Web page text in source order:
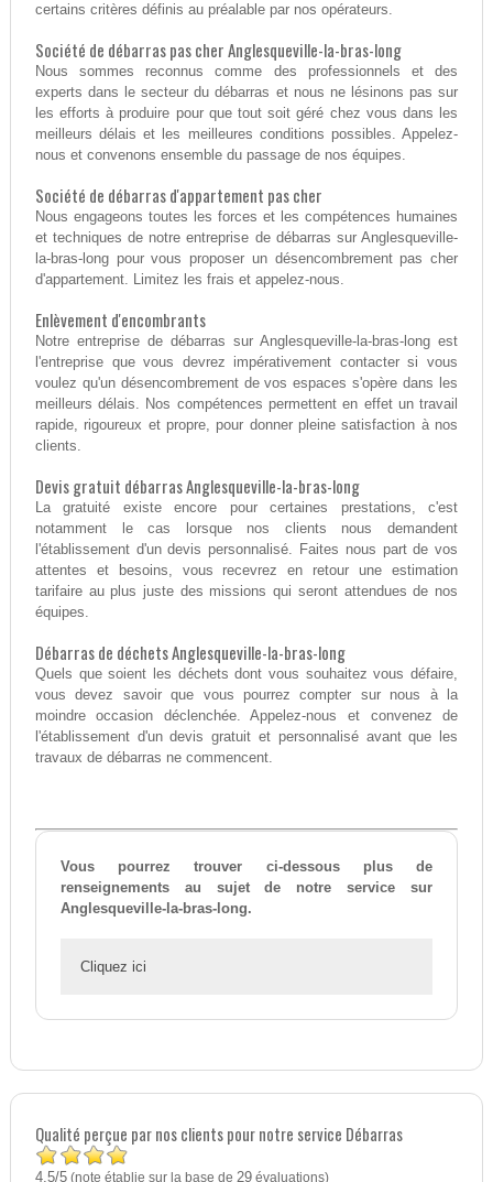
certains critères définis au préalable par nos opérateurs.
Société de débarras pas cher Anglesqueville-la-bras-long
Nous sommes reconnus comme des professionnels et des
experts dans le secteur du débarras et nous ne lésinons pas sur
les efforts à produire pour que tout soit géré chez vous dans les
meilleurs délais et les meilleures conditions possibles. Appelez-
nous et convenons ensemble du passage de nos équipes.
Société de débarras d'appartement pas cher
Nous engageons toutes les forces et les compétences humaines
et techniques de notre entreprise de débarras sur Anglesqueville-
la-bras-long pour vous proposer un désencombrement pas cher
d'appartement. Limitez les frais et appelez-nous.
Enlèvement d'encombrants
Notre entreprise de débarras sur Anglesqueville-la-bras-long est
l'entreprise que vous devrez impérativement contacter si vous
voulez qu'un désencombrement de vos espaces s'opère dans les
meilleurs délais. Nos compétences permettent en effet un travail
rapide, rigoureux et propre, pour donner pleine satisfaction à nos
clients.
Devis gratuit débarras Anglesqueville-la-bras-long
La gratuité existe encore pour certaines prestations, c'est
notamment le cas lorsque nos clients nous demandent
l'établissement d'un devis personnalisé. Faites nous part de vos
attentes et besoins, vous recevrez en retour une estimation
tarifaire au plus juste des missions qui seront attendues de nos
équipes.
Débarras de déchets Anglesqueville-la-bras-long
Quels que soient les déchets dont vous souhaitez vous défaire,
vous devez savoir que vous pourrez compter sur nous à la
moindre occasion déclenchée. Appelez-nous et convenez de
l'établissement d'un devis gratuit et personnalisé avant que les
travaux de débarras ne commencent.
Vous pourrez trouver ci-dessous plus de
renseignements au sujet de notre service sur
Anglesqueville-la-bras-long.
Cliquez ici
Qualité perçue par nos clients pour notre service Débarras
4,5/5(note établie sur la base de 29évaluations)